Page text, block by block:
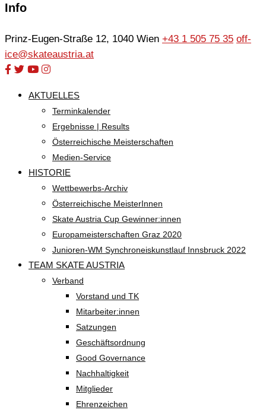
Info
Prinz-Eugen-Straße 12, 1040 Wien +43 1 505 75 35 off-
ice@skateaustria.at
AKTUELLES
Terminkalender
Ergebnisse | Results
Österreichische Meisterschaften
Medien-Service
HISTORIE
Wettbewerbs-Archiv
Österreichische MeisterInnen
Skate Austria Cup Gewinner:innen
Europameisterschaften Graz 2020
Junioren-WM Synchroneiskunstlauf Innsbruck 2022
TEAM SKATE AUSTRIA
Verband
Vorstand und TK
Mitarbeiter:innen
Satzungen
Geschäftsordnung
Good Governance
Nachhaltigkeit
Mitglieder
Ehrenzeichen